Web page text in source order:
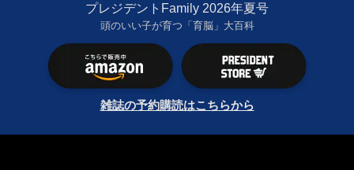
プレジデントFamily 2026年夏号
頭のいい子が育つ「育脳」大百科
雑誌の予約購読はこちらから